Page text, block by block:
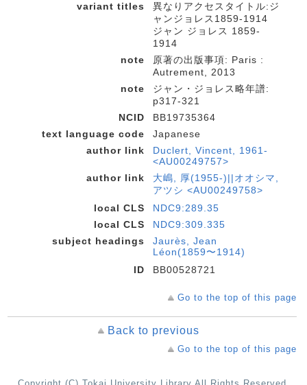
variant titles
異なりアクセスタイトル:ジ
ャンジョレス1859-1914
ジャン ジョレス 1859-
1914
note
原著の出版事項: Paris :
Autrement, 2013
note
ジャン・ジョレス略年譜:
p317-321
NCID
BB19735364
text language code
Japanese
author link
Duclert, Vincent, 1961-
<AU00249757>
author link
大嶋, 厚(1955-)||オオシマ,
アツシ <AU00249758>
local CLS
NDC9:289.35
local CLS
NDC9:309.335
subject headings
Jaurès, Jean
Léon(1859〜1914)
ID
BB00528721
Go to the top of this page
Back to previous
Go to the top of this page